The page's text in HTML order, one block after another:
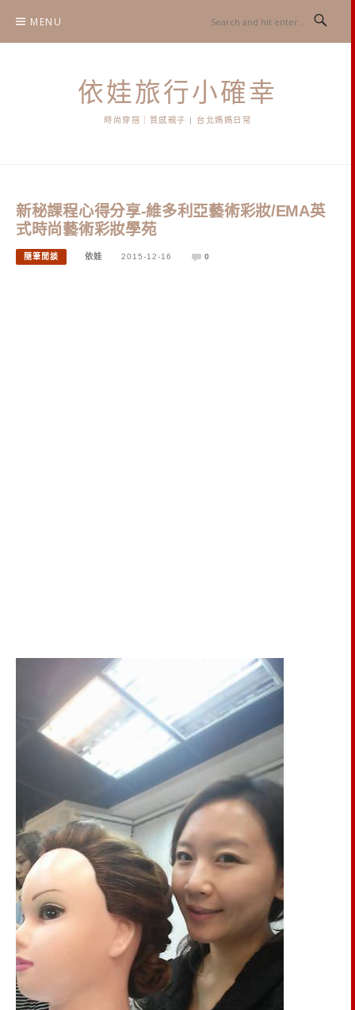
content
MENU
依娃旅行小確幸
時尚穿搭｜質感親子 | 台北媽媽日常
新秘課程心得分享-維多利亞藝術彩妝/EMA英
式時尚藝術彩妝學苑
隨筆閒談 依娃 2015-12-16 0